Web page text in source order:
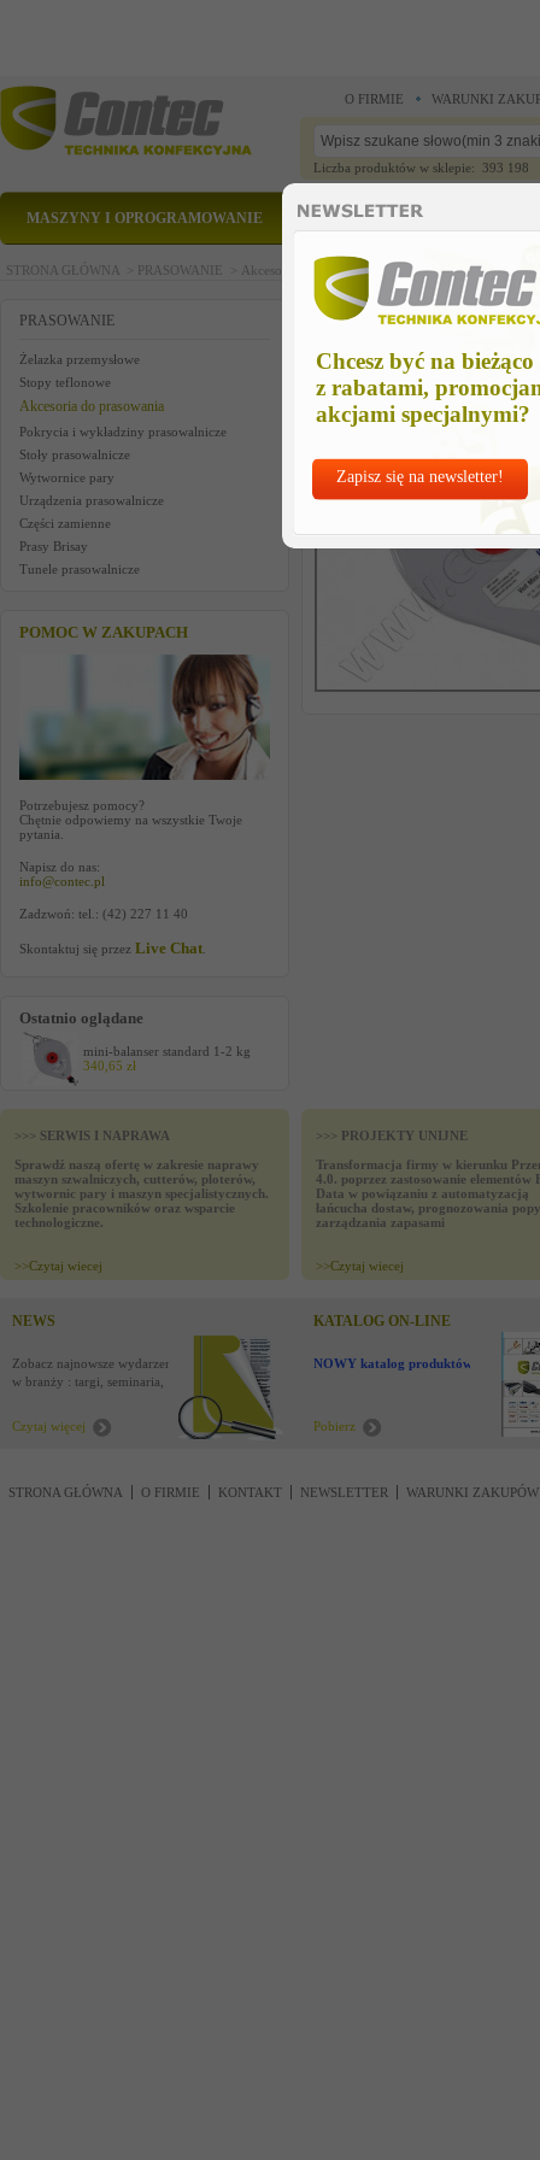
Chcesz być na bieżąco
z rabatami,
akcjami specjalnymi?
Zapisz się na newsletter!
O FIRMIE WARUNKI
Liczba produktów w sklepie: 393 198
MASZYNY I OPROGRAMOWANIE CZĘŚCI ZAMIENNE
STRONA GŁÓWNA > PRASOWANIE > Akcesoria do prasowania > mini-balanser standard
PRASOWANIE
Żelazka przemysłowe
Stopy teflonowe
Akcesoria do prasowania
Pokrycia i wykładziny prasowalnicze
Stoły prasowalnicze
Wytwornice pary
Urządzenia prasowalnicze
Części zamienne
Prasy Brisay
Tunele prasowalnicze
POMOC W ZAKUPACH
Potrzebujesz pomocy?
Chętnie odpowiemy na wszystkie Twoje
pytania.
Napisz do nas:
info@contec.pl
Zadzwoń: tel.: (42) 227 11 40
Skontaktuj się przez Live Chat
Ostatnio oglądane
mini-balanser standard 1-2 kg
340,65 zł
mini-balanser standard 1-2 kg
>>> SERWIS I NAPRAWA
Sprawdź naszą ofertę w zakresie naprawy
maszyn szwalniczych, cutterów, ploterów,
wytwornic pary i maszyn specjalistycznych.
Szkolenie pracowników oraz wsparcie
technologiczne.
>>Czytaj wiecej
>>> PROJEKTY UNIJNE
Transformacja firmy w kierunku
4.0. poprzez zastosowanie elementów
Data w powiązaniu z automatyzacją
łańcucha dostaw, prognozowania
zarządzania zapasami
>>Czytaj wiecej
NEWS
Zobacz najnowsze wydarzenia
w branży : targi, seminaria,
Czytaj więcej
KATALOG ON-LINE
NOWY katalog produktów !
Pobierz
STRONA GŁÓWNA O FIRMIE KONTAKT NEWSLETTER WARUNKI ZAKUPÓW